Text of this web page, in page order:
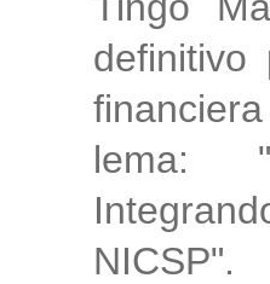
definitivo
lema: